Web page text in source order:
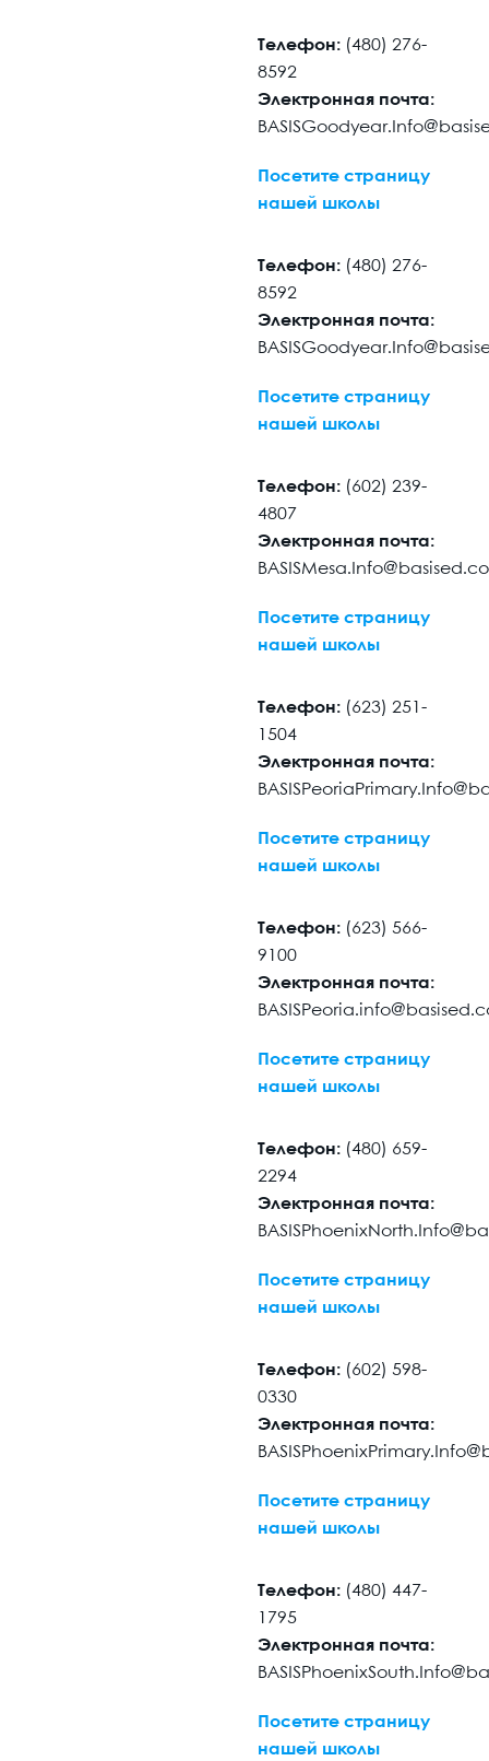
Телефон: (480) 276-
8592
Электронная почта:
Посетите страницу
нашей школы
Телефон: (480) 276-
8592
Электронная почта:
Посетите страницу
нашей школы
Телефон: (602) 239-
4807
Электронная почта:
Посетите страницу
нашей школы
Телефон: (623) 251-
1504
Электронная почта:
Посетите страницу
нашей школы
Телефон: (623) 566-
9100
Электронная почта:
Посетите страницу
нашей школы
Телефон: (480) 659-
2294
Электронная почта:
Посетите страницу
нашей школы
Телефон: (602) 598-
0330
Электронная почта:
Посетите страницу
нашей школы
Телефон: (480) 447-
1795
Электронная почта:
Посетите страницу
нашей школы